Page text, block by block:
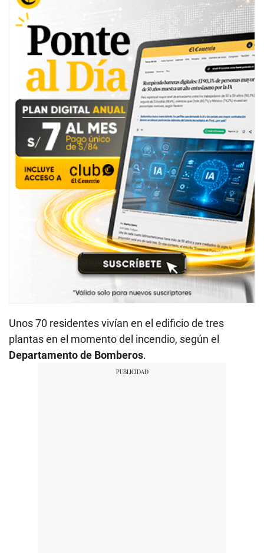
Unos 70 residentes vivían en el edificio de tres
plantas en el momento del incendio, según el
Departamento de Bomberos.